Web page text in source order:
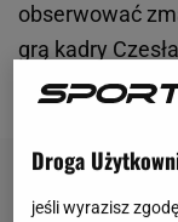
obserwować
grą kadry
przyprawić
Droga
jeśli wyrazisz